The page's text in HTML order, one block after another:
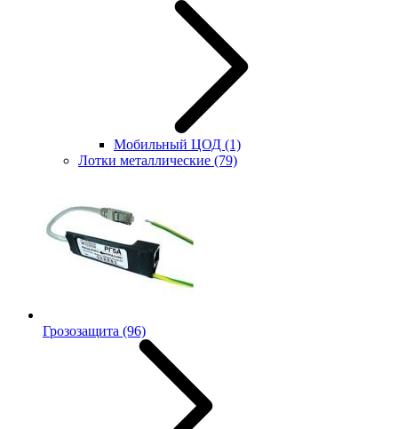
Мобильный ЦОД (1)
Лотки металлические (79)
Грозозащита (96)